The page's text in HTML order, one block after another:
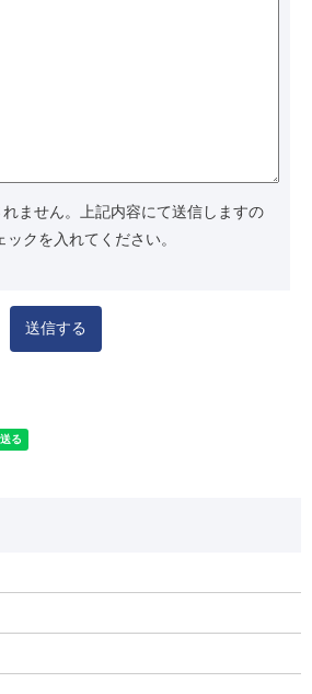
ません。上記内容にて送信しますの
クを入れてください。